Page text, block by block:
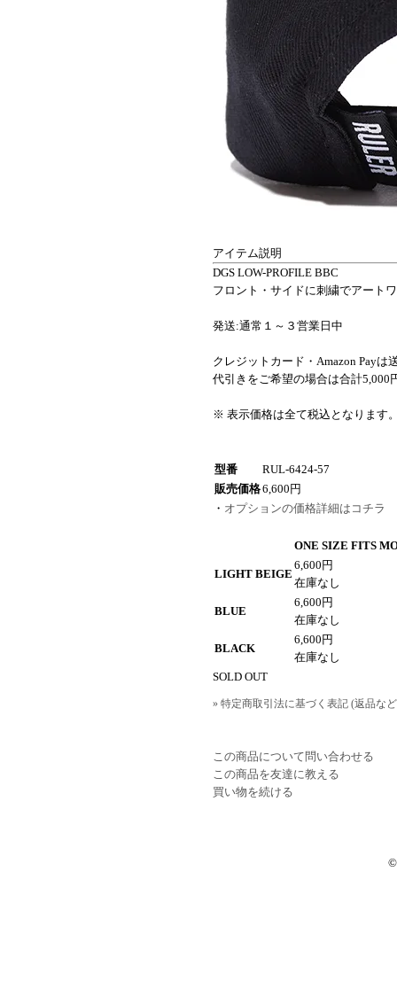
アイテム説明
DGS LOW-PROFILE BBC
フロント・サイドに刺繍でアート
発送:通常１～３営業日中
クレジットカード・Amazon Payは
代引きをご希望の場合は合計5,000
※ 表示価格は全て税込となります
型番
RUL-6424-57
販売価格6,600円
・ オプションの価格詳細はコチラ
ONE SIZE FITS
LIGHT BEIGE
6,600円
在庫なし
BLUE
6,600円
在庫なし
BLACK
6,600円
在庫なし
SOLD OUT
» 特定商取引法に基づく表記 (返品な
この商品について問い合わせる
この商品を友達に教える
買い物を続ける
©